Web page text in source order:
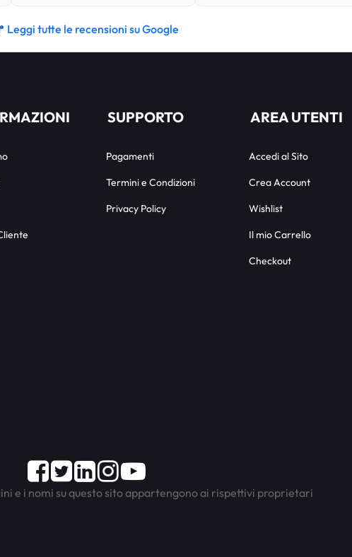
Leggi tutte le recensioni su Google
SUPPORTO
Pagamenti
Termini e Condizioni
Privacy Policy
AREA UTENTI
Accedi al Sito
Crea Account
Wishlist
Il mio Carrello
Checkout
Facebook
TwitterLinkedInInstagram
Youtube
e i nomi su questo sito appartengono ai rispettivi proprietari